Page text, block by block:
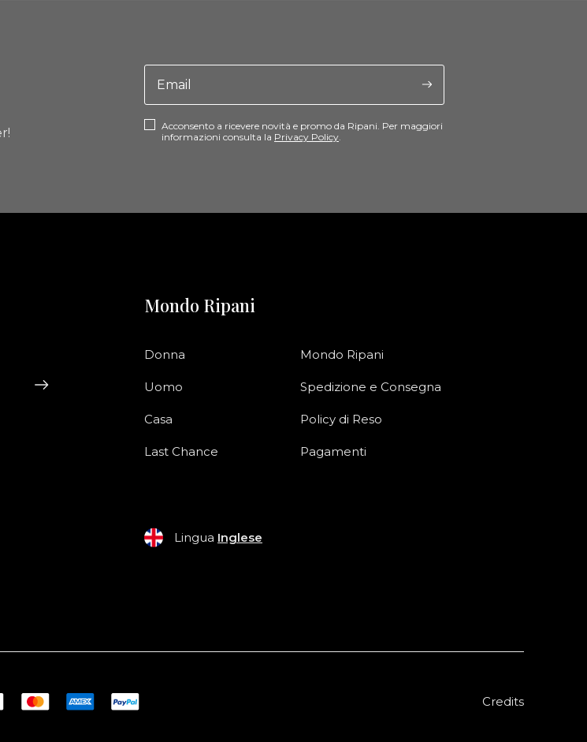
Acconsento a ricevere novità e promo da Ripani. Per maggiori
informazioni consulta la Privacy Policy
Mondo Ripani
Donna
Uomo
Casa
Last Chance
Mondo Ripani
Spedizione e Consegna
Policy di Reso
Pagamenti
Lingua Inglese
Credits